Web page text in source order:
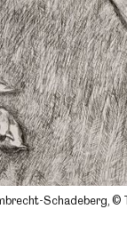
Schadeberg, ©